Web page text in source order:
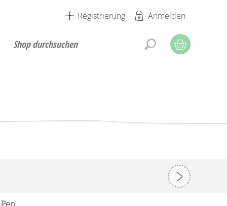
Registrierung Anmelden